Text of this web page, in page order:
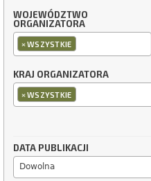
WOJEWÓDZTWO
ORGANIZATORA
×WSZYSTKIE
KRAJ ORGANIZATORA
×WSZYSTKIE
DATA PUBLIKACJI
Dowolna